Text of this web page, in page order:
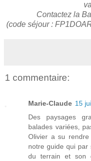
Contactez la
(code séjour :
1 commentaire:
Marie-Claude 15
Des paysages
balades variées,
Olivier a su
notre guide qui par
du terrain et son